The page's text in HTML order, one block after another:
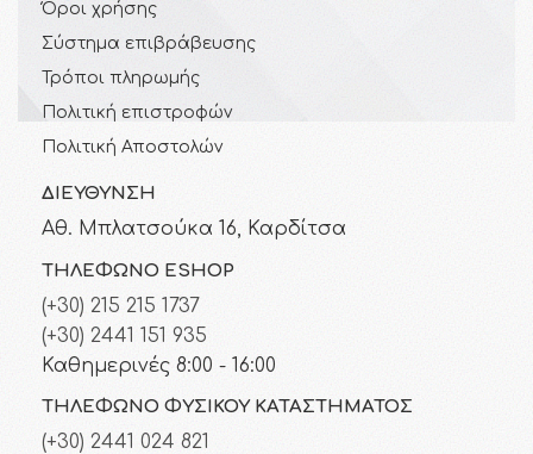
Όροι χρήσης
Σύστημα επιβράβευσης
Τρόποι πληρωμής
Πολιτική επιστροφών
Πολιτική Αποστολών
ΔΙΕΎΘΥΝΣΗ
Αθ. Μπλατσούκα 16, Καρδίτσα
ΤΗΛΈΦΩΝΟ ESHOP
(+30) 215 215 1737
(+30) 2441 151 935
Καθημερινές 8:00 - 16:00
ΤΗΛΈΦΩΝΟ ΦΥΣΙΚΟΎ ΚΑΤΑΣΤΉΜΑΤΟΣ
(+30) 2441 024 821